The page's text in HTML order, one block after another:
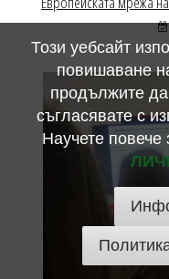
Този уебсайт
повишаване
продължите да
съгласявате с
Научете